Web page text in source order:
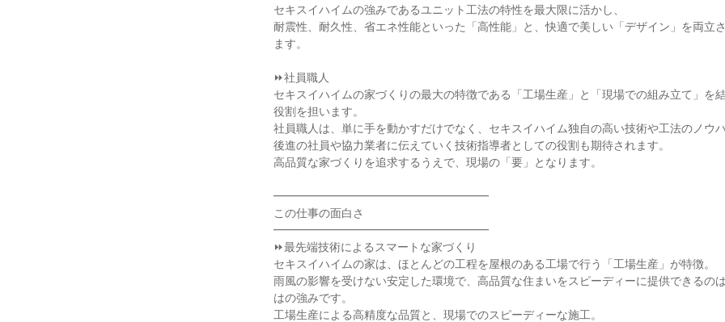
セキスイハイムの強みであるユニット工法の特性を最大限に活かし、
耐震性、耐久性、省エネ性能といった「高性能」と、快適で美しい「デザイン」を両立
ます。
⏩社員職人
セキスイハイムの家づくりの最大の特徴である「工場生産」と「現場での組み立て」を
役割を担います。
社員職人は、単に手を動かすだけでなく、セキスイハイム独自の高い技術や工法のノウハ
後進の社員や協力業者に伝えていく技術指導者としての役割も期待されます。
高品質な家づくりを追求するうえで、現場の「要」となります。
━━━━━━━━━━━━━━━━━━━
この仕事の面白さ
━━━━━━━━━━━━━━━━━━━
⏩最先端技術によるスマートな家づくり
セキスイハイムの家は、ほとんどの工程を屋根のある工場で行う「工場生産」が特徴。
雨風の影響を受けない安定した環境で、高品質な住まいをスピーディーに提供できるの
はの強みです。
工場生産による高精度な品質と、現場でのスピーディーな施工。